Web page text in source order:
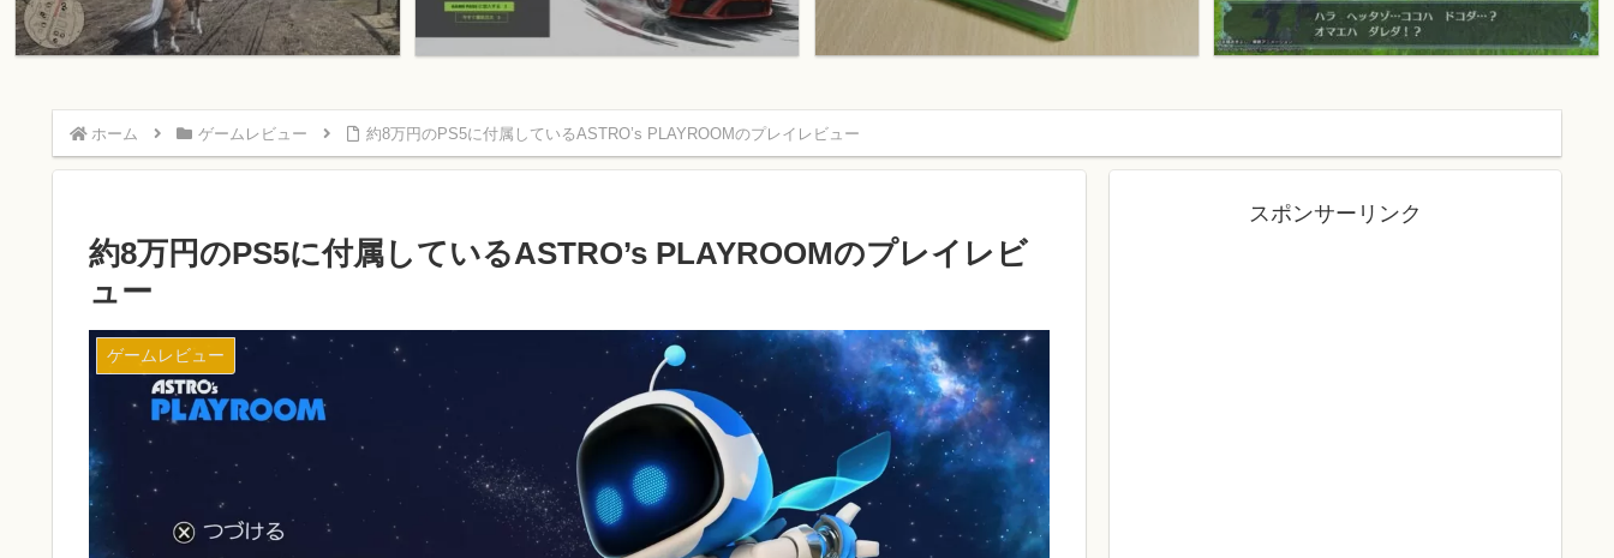
ホーム ゲームレビュー 約8万円のPS5に付属しているASTRO’s PLAYROOMのプレイレビュー
約8万円のPS5に付属しているASTRO’s PLAYROOMのプレイレビ
ュー
ゲームレビュー
スポンサーリンク